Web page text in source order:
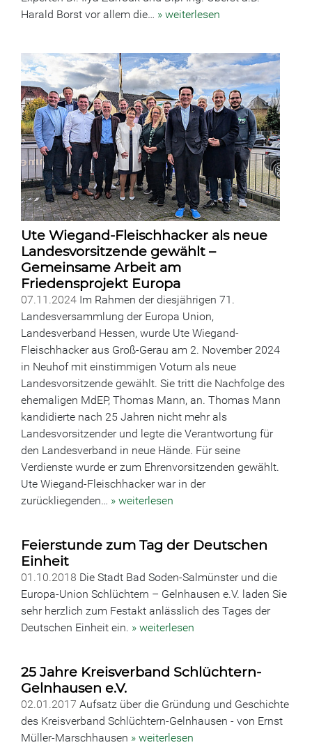
Harald Borst vor allem die… » weiterlesen
Ute Wiegand-Fleischhacker als neue
Landesvorsitzende gewählt –
Gemeinsame Arbeit am
Friedensprojekt Europa
07.11.2024 Im Rahmen der diesjährigen 71.
Landesversammlung der Europa Union,
Landesverband Hessen, wurde Ute Wiegand-
Fleischhacker aus Groß-Gerau am 2. November 2024
in Neuhof mit einstimmigen Votum als neue
Landesvorsitzende gewählt. Sie tritt die Nachfolge des
ehemaligen MdEP, Thomas Mann, an. Thomas Mann
kandidierte nach 25 Jahren nicht mehr als
Landesvorsitzender und legte die Verantwortung für
den Landesverband in neue Hände. Für seine
Verdienste wurde er zum Ehrenvorsitzenden gewählt.
Ute Wiegand-Fleischhacker war in der
zurückliegenden… » weiterlesen
Feierstunde zum Tag der Deutschen
Einheit
01.10.2018 Die Stadt Bad Soden-Salmünster und die
Europa-Union Schlüchtern – Gelnhausen e.V. laden Sie
sehr herzlich zum Festakt anlässlich des Tages der
Deutschen Einheit ein. » weiterlesen
25 Jahre Kreisverband Schlüchtern-
Gelnhausen e.V.
02.01.2017 Aufsatz über die Gründung und Geschichte
des Kreisverband Schlüchtern-Gelnhausen - von Ernst
Müller-Marschhausen » weiterlesen